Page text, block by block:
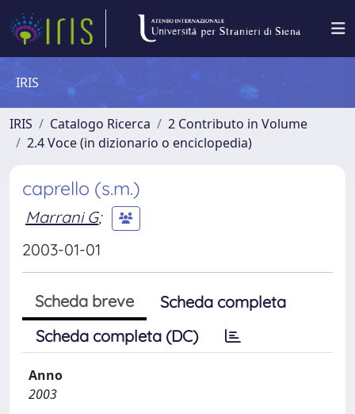
IRIS
IRIS Catalogo Ricerca
2 Contributo in Volume
2.4 Voce (in dizionario o enciclopedia)
caprello (s.m.)
Marrani G;
2003-01-01
Scheda breve
Scheda completa
Scheda completa (DC)
Anno
2003